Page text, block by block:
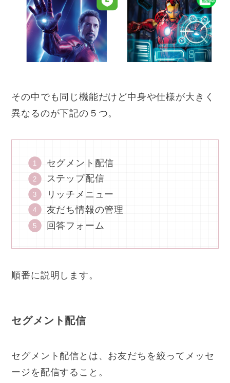
その中でも同じ機能だけど中身や仕様が大きく
異なるのが下記の５つ。
セグメント配信
ステップ配信
リッチメニュー
友だち情報の管理
回答フォーム
順番に説明します。
セグメント配信
セグメント配信とは、お友だちを絞ってメッセ
ージを配信すること。